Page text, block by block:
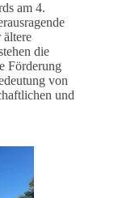
am 4.
ältere
die
Förderung
von
und